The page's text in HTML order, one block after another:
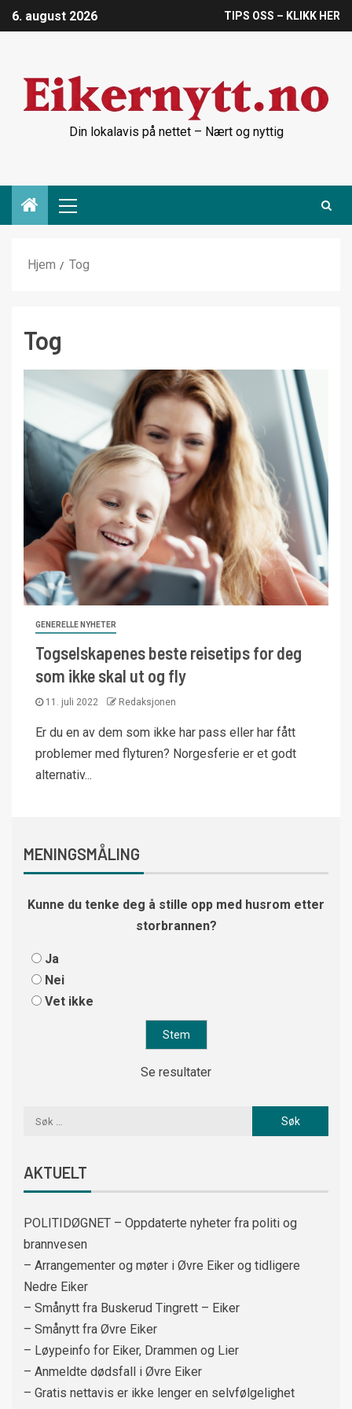
6. august 2026 TIPS OSS – KLIKK HER
Din lokalavis på nettet – Nært og nyttig
Hjem Tog
Tog
GENERELLE NYHETER
Togselskapenes beste reisetips for deg
som ikke skal ut og fly
11. juli 2022 Redaksjonen
Er du en av dem som ikke har pass eller har fått
problemer med flyturen? Norgesferie er et godt
alternativ...
MENINGSMÅLING
Kunne du tenke deg å stille opp med husrom etter
storbrannen?
Ja
Nei
Vet ikke
Se resultater
AKTUELT
POLITIDØGNET – Oppdaterte nyheter fra politi og
brannvesen
– Arrangementer og møter i Øvre Eiker og tidligere
Nedre Eiker
– Smånytt fra Buskerud Tingrett – Eiker
– Smånytt fra Øvre Eiker
– Løypeinfo for Eiker, Drammen og Lier
– Anmeldte dødsfall i Øvre Eiker
– Gratis nettavis er ikke lenger en selvfølgelighet